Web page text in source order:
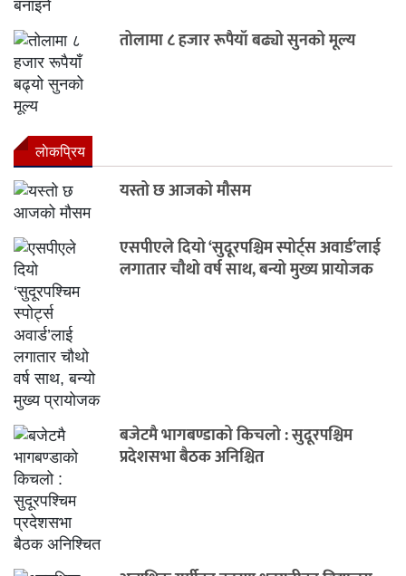
तोलामा ८ हजार रूपैयाँ बढ्यो सुनको मूल्य
लाेकप्रिय
यस्तो छ आजको मौसम
एसपीएले दियो ‘सुदूरपश्चिम स्पोर्ट्स अवार्ड’लाई
लगातार चौथो वर्ष साथ, बन्यो मुख्य प्रायोजक
बजेटमै भागबण्डाको किचलो : सुदूरपश्चिम
प्रदेशसभा बैठक अनिश्चित